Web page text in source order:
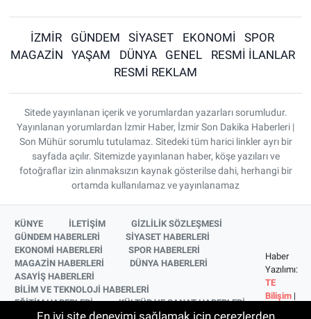
İZMİR GÜNDEM SİYASET EKONOMİ
SPOR
MAGAZİN
YAŞAM DÜNYA GENEL
RESMİ İLANLAR
RESMİ REKLAM
Sitede yayınlanan içerik ve yorumlardan yazarları sorumludur.
Yayınlanan yorumlardan İzmir Haber, İzmir Son Dakika Haberleri |
Son Mühür sorumlu tutulamaz. Sitedeki tüm harici linkler ayrı bir
sayfada açılır. Sitemizde yayınlanan haber, köşe yazıları ve
fotoğraflar izin alınmaksızın kaynak gösterilse dahi, herhangi bir
ortamda kullanılamaz ve yayınlanamaz
KÜNYE İLETİŞİM
GİZLİLİK SÖZLEŞMESİ
GÜNDEM HABERLERİ
SİYASET HABERLERİ
EKONOMİ HABERLERİ
SPOR HABERLERİ
MAGAZİN HABERLERİ
DÜNYA HABERLERİ
ASAYİŞ HABERLERİ
BİLİM VE TEKNOLOJİ HABERLERİ
EĞİTİM HABERLERİ
KÜLTÜR VE SANAT HABERLERİ
SAĞLIK HABERLERİ
YAŞAM HABERLERİ
Haber
Yazılımı:
TE
Bilişim |
En iyi site deneyimi sağlamak için çerezlerden